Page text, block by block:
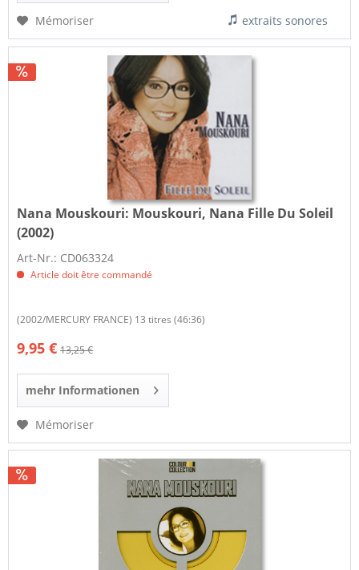
Mémoriser extraits sonores
Nana Mouskouri: Mouskouri, Nana Fille Du Soleil
(2002)
Art-Nr.: CD063324
Article doit être commandé
(2002/MERCURY FRANCE) 13 titres (46:36)
9,95 € 13,25 €
mehr Informationen
Mémoriser